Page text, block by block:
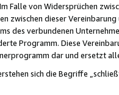
Falle von Widersprüchen
zwischen dieser
des verbundenen
Programm. Diese
dar und ersetzt
sich die Begriffe